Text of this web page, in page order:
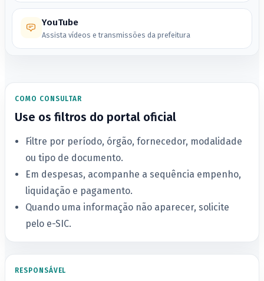
YouTube
Assista vídeos e transmissões da prefeitura
COMO CONSULTAR
Use os filtros do portal oficial
Filtre por período, órgão, fornecedor, modalidade
ou tipo de documento.
Em despesas, acompanhe a sequência empenho,
liquidação e pagamento.
Quando uma informação não aparecer, solicite
pelo e-SIC.
RESPONSÁVEL